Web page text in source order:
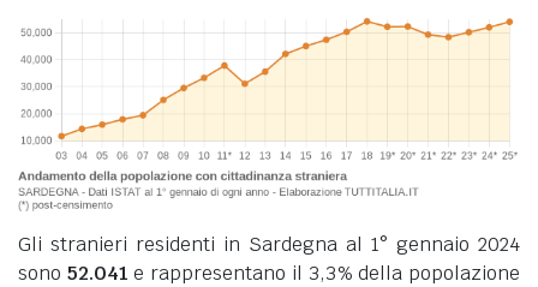
Gli stranieri residenti in Sardegna al 1° gennaio 2024
sono 52.041 e rappresentano il 3,3% della popolazione